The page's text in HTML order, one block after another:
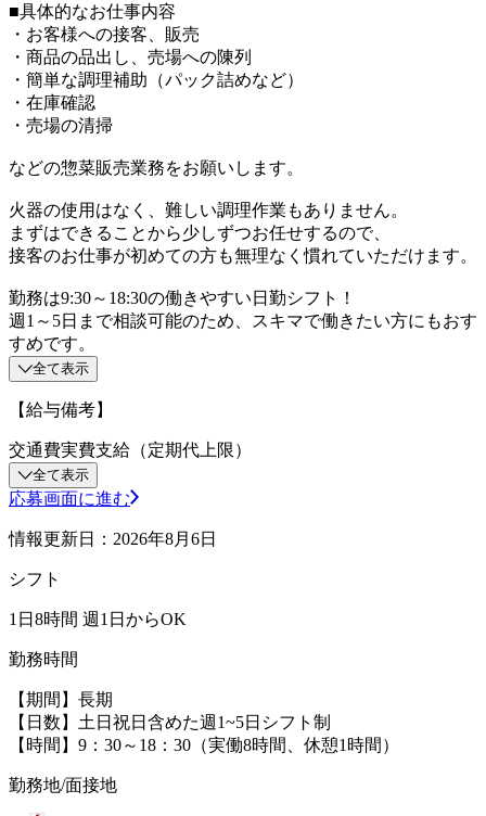
■具体的なお仕事内容
・お客様への接客、販売
・商品の品出し、売場への陳列
・簡単な調理補助（パック詰めなど）
・在庫確認
・売場の清掃
などの惣菜販売業務をお願いします。
火器の使用はなく、難しい調理作業もありません。
まずはできることから少しずつお任せするので、
接客のお仕事が初めての方も無理なく慣れていただけます。
勤務は9:30～18:30の働きやすい日勤シフト！
週1～5日まで相談可能のため、スキマで働きたい方にもおす
すめです。
全て表示
【給与備考】
交通費実費支給（定期代上限）
全て表示
応募画面に進む
情報更新日：2026年8月6日
シフト
1日8時間 週1日からOK
勤務時間
【期間】長期
【日数】土日祝日含めた週1~5日シフト制
【時間】9：30～18：30（実働8時間、休憩1時間）
勤務地/面接地